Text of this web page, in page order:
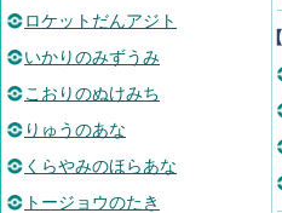
ロケットだんアジト
いかりのみずうみ
こおりのぬけみち
りゅうのあな
くらやみのほらあな
トージョウのたき
【